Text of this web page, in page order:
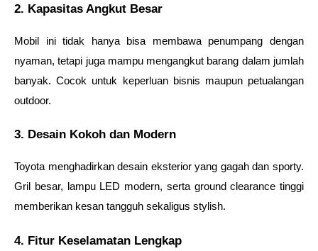
2. Kapasitas Angkut Besar
Mobil ini tidak hanya bisa membawa penumpang dengan
nyaman, tetapi juga mampu mengangkut barang dalam jumlah
banyak. Cocok untuk keperluan bisnis maupun petualangan
outdoor.
3. Desain Kokoh dan Modern
Toyota menghadirkan desain eksterior yang gagah dan sporty.
Gril besar, lampu LED modern, serta ground clearance tinggi
memberikan kesan tangguh sekaligus stylish.
4. Fitur Keselamatan Lengkap